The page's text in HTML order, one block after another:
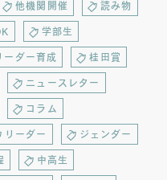
他機関開催 読み物
学部生
ーダー育成 桂田賞
ニュースレター
コラム
リーダー ジェンダー
中高生